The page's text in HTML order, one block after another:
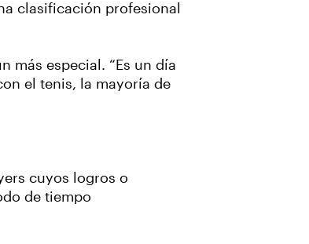
clasificación profesional
más especial. “Es un día
el tenis, la mayoría de
cuyos logros o
de tiempo